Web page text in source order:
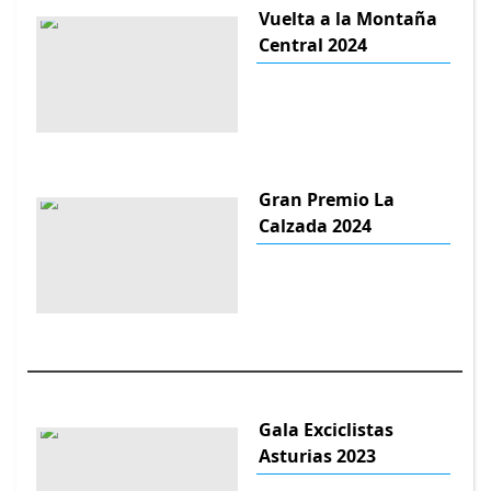
Vuelta a la Montaña
Central 2024
Gran Premio La
Calzada 2024
Gala Exciclistas
Asturias 2023